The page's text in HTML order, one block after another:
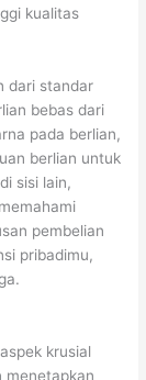
kualitas
dari standar
bebas dari
pada berlian,
berlian untuk
sisi lain,
pembelian
pribadimu,
krusial
menetapkan